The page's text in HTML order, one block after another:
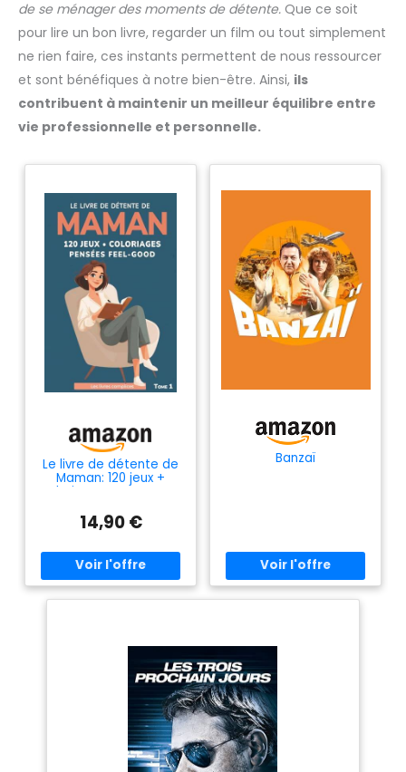
de se ménager des moments de détente. Que ce soit
pour lire un bon livre, regarder un film ou tout simplement
ne rien faire, ces instants permettent de nous ressourcer
et sont bénéfiques à notre bien-être. Ainsi, ils
contribuent à maintenir un meilleur équilibre entre
vie professionnelle et personnelle.
Le livre de détente de
Maman: 120 jeux +
coloriages, mantras et
cahier d'activités pour
femme – cadeau fête
14,90 €
Banzaï